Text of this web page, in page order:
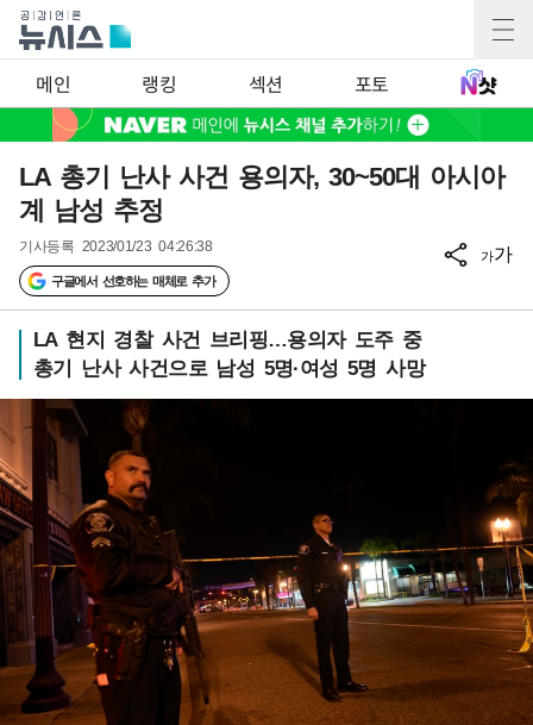
메인 랭킹 섹션 포토
LA 총기 난사 사건 용의자, 30~50대 아시아
계 남성 추정
기사등록 2023/01/23 04:26:38
구글에서 선호하는 매체로 추가
가가
LA 현지 경찰 사건 브리핑…용의자 도주 중
총기 난사 사건으로 남성 5명·여성 5명 사망